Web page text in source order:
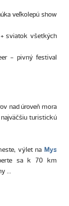
veľkolepú show
sviatok všetkých
- pivný festival
nad úroveň mora
turistickú
výlet naMys
sa k 70 km
...